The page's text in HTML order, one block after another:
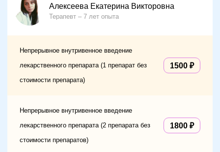
Алексеева Екатерина Викторовна
Терапевт 7 лет опыта
Непрерывное внутривенное введение
лекарственного препарата (1 препарат без
стоимости препарата)
1500
Непрерывное внутривенное введение
лекарственного препарата (2 препарата без
стоимости препаратов)
1800